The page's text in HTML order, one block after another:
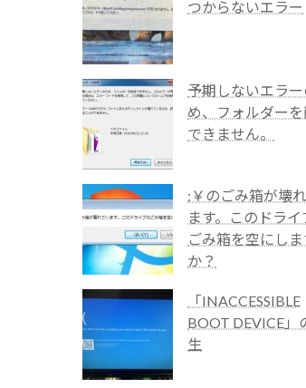
つからないエラー
予期しないエラー
め、フォルダー
できません。
:￥のごみ箱が壊
ます。このドライ
ごみ箱を空にしま
か？
「INACCESSIBLE
BOOT DEVICE」
生